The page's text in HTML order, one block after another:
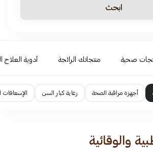
ابحث
صحية منتجاتك الرائجة أدوية العلاج
أجهزة مراقبة الصحة رعاية كبار السن الإسعافات
والوقائية